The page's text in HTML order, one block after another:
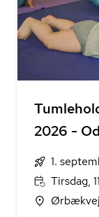
2026 -
1.
Tirsdag,
Ørbækvej